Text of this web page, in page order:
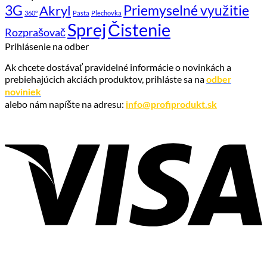
3G 360° Akryl Pasta Plechovka Priemyselné využitie
RozprašovačSprejČistenie
Prihlásenie na odber
Ak chcete dostávať pravidelné informácie o novinkách a
prebiehajúcich akciách produktov, prihláste sa naodber
noviniek
alebo nám napíšte na adresu: info@profiprodukt.sk